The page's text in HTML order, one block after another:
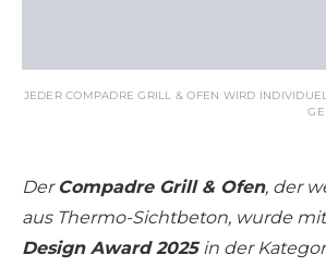
JEDER COMPADRE GRILL & OFEN WIRD
DerCompadre Grill & Ofen, der
aus Thermo-Sichtbeton, wurde
Design Award 2025in der